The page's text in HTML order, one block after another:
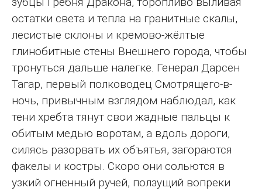
остатки света и тепла на гранитные скалы,
лесистые склоны и кремово-жёлтые
глинобитные стены Внешнего города, чтобы
тронуться дальше налегке. Генерал Дарсен
Тагар, первый полководец Смотрящего-в-
ночь, привычным взглядом наблюдал, как
тени хребта тянут свои жадные пальцы к
обитым медью воротам, а вдоль дороги,
силясь разорвать их объятья, загораются
факелы и костры. Скоро они сольются в
узкий огненный ручей, ползущий вопреки